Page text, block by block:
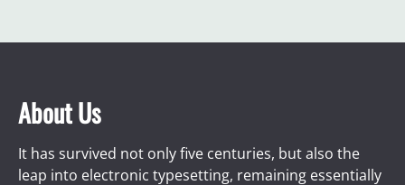
About Us
It has survived not only five centuries, but also the
leap into electronic typesetting, remaining essentially